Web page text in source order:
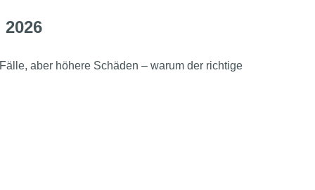
aber höhere Schäden – warum der richtige